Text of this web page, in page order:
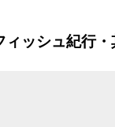
ッシュ紀行